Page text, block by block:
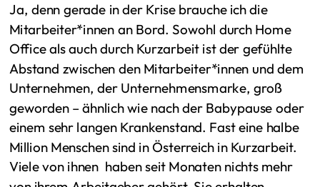
Ja, denn gerade in der Krise brauche ich die
Mitarbeiter*innen an Bord. Sowohl durch Home
Office als auch durch Kurzarbeit ist der gefühlte
Abstand zwischen den Mitarbeiter*innen und dem
Unternehmen, der Unternehmensmarke, groß
geworden – ähnlich wie nach der Babypause oder
einem sehr langen Krankenstand. Fast eine halbe
Million Menschen sind in Österreich in Kurzarbeit.
Viele von ihnen haben seit Monaten nichts mehr